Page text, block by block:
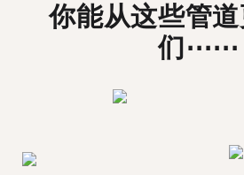
你能从这些管
们⋯⋯